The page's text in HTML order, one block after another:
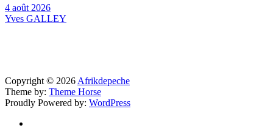
4 août 2026
Yves GALLEY
Copyright © 2026 Afrikdepeche
Theme by: Theme Horse
Proudly Powered by: WordPress